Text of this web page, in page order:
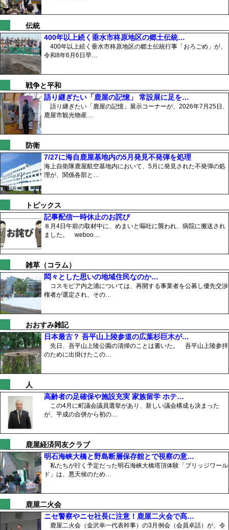
伝統
400年以上続く垂水市柊原地区の郷土伝統…
400年以上続く垂水市柊原地区の郷土伝統行事「おろごめ」が、
令和8年6月6日早…
戦争と平和
語り継ぎたい「鹿屋の記憶」 常設展に足を…
語り継ぎたい「鹿屋の記憶」展示コーナーが、2026年7月25日、
鹿屋市観光物産…
防衛
7/27に海自鹿屋基地内の5月発見不発弾を処理
海上自衛隊鹿屋航空基地内において、5月に発見された不発弾の処
理が、関係各部と…
トピックス
記事配信一時休止のお詫び
８月4日午前の取材中に、めまいと嘔吐に襲われ、病院に搬送され
ました。 weboo…
雑草（コラム）
悶々とした思いの地域住民なのか…
コスモピア内之浦については、再開する事業者を公募し優先交渉
権者が選定され、その…
おおすみ雑記
日本最古？ 吾平山上陵参道の広葉杉巨木が…
先日、吾平山上陵公園の清掃のことは書いた。 吾平山上陵参拝
のために出掛けたこの…
人
高齢者の足確保や施設充実 家族留学 ホテ…
この4月に町議会議員選挙があり、新しい議会構成も決まった
が、平成の合併から初の…
鹿屋経済同友クラブ
明石海峡大橋と野島断層保存館とで視察の意…
私たちが行く予定だった明石海峡大橋塔頂体験「ブリッジワール
ド」は、悪天候のため…
鹿屋二火会
ニセ警察やニセ社長に注意！鹿屋二火会で髙…
鹿屋二火会（金沢幸一代表幹事）の3月例会（会員卓話）が、令